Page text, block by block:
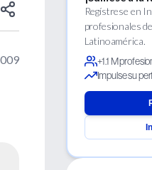
Regístrese en
profesionales
Latinoamérica.
+1.1 M
Impulse su